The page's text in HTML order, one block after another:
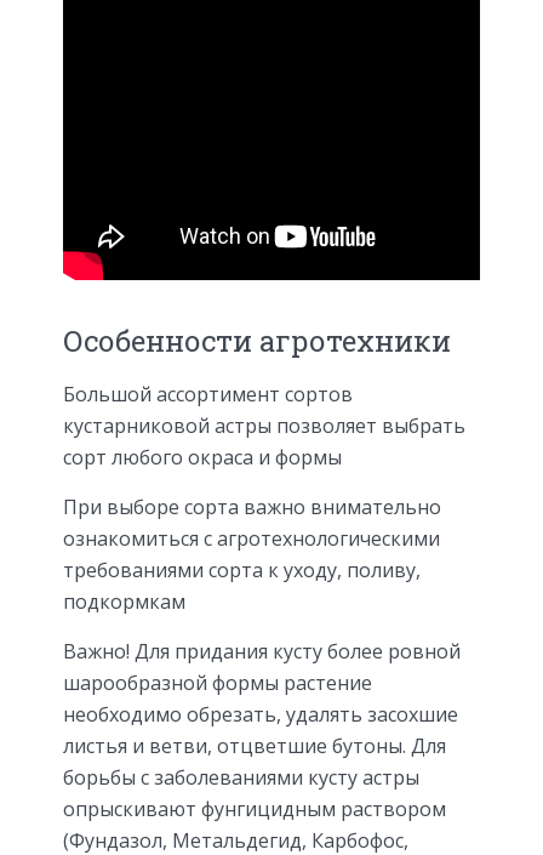
Особенности агротехники
Большой ассортимент сортов
кустарниковой астры позволяет выбрать
сорт любого окраса и формы
При выборе сорта важно внимательно
ознакомиться с агротехнологическими
требованиями сорта к уходу, поливу,
подкормкам
Важно! Для придания кусту более ровной
шарообразной формы растение
необходимо обрезать, удалять засохшие
листья и ветви, отцветшие бутоны. Для
борьбы с заболеваниями кусту астры
опрыскивают фунгицидным раствором
(Фундазол, Метальдегид, Карбофос,